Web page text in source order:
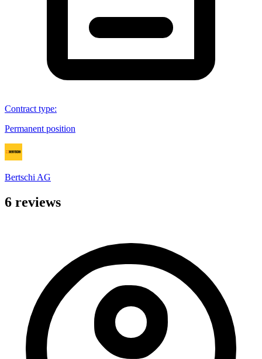
Contract type:
Permanent position
Bertschi AG
6 reviews